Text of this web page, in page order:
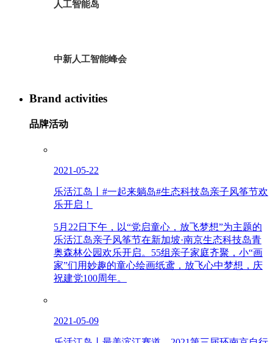
人工智能岛
中新人工智能峰会
Brand activities
品牌活动
2021-05-22
乐活江岛丨#一起来躺岛#生态科技岛亲子风筝节欢
乐开启！
5月22日下午，以“党启童心，放飞梦想”为主题的
乐活江岛亲子风筝节在新加坡·南京生态科技岛青
奥森林公园欢乐开启。55组亲子家庭齐聚，小“画
家”们用妙趣的童心绘画纸鸢，放飞心中梦想，庆
祝建党100周年。
2021-05-09